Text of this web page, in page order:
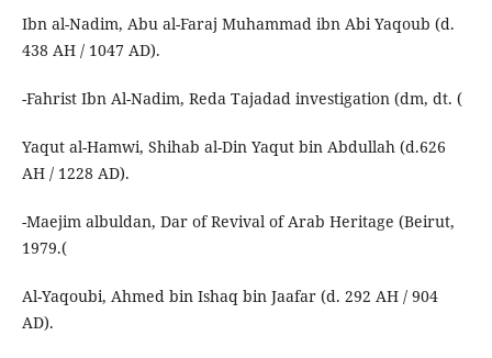
Ibn al-Nadim, Abu al-Faraj Muhammad ibn Abi Yaqoub (d.
438 AH / 1047 AD).
-Fahrist Ibn Al-Nadim, Reda Tajadad investigation (dm, dt. (
Yaqut al-Hamwi, Shihab al-Din Yaqut bin Abdullah (d.626
AH / 1228 AD).
-Maejim albuldan, Dar of Revival of Arab Heritage (Beirut,
1979.(
Al-Yaqoubi, Ahmed bin Ishaq bin Jaafar (d. 292 AH / 904
AD).